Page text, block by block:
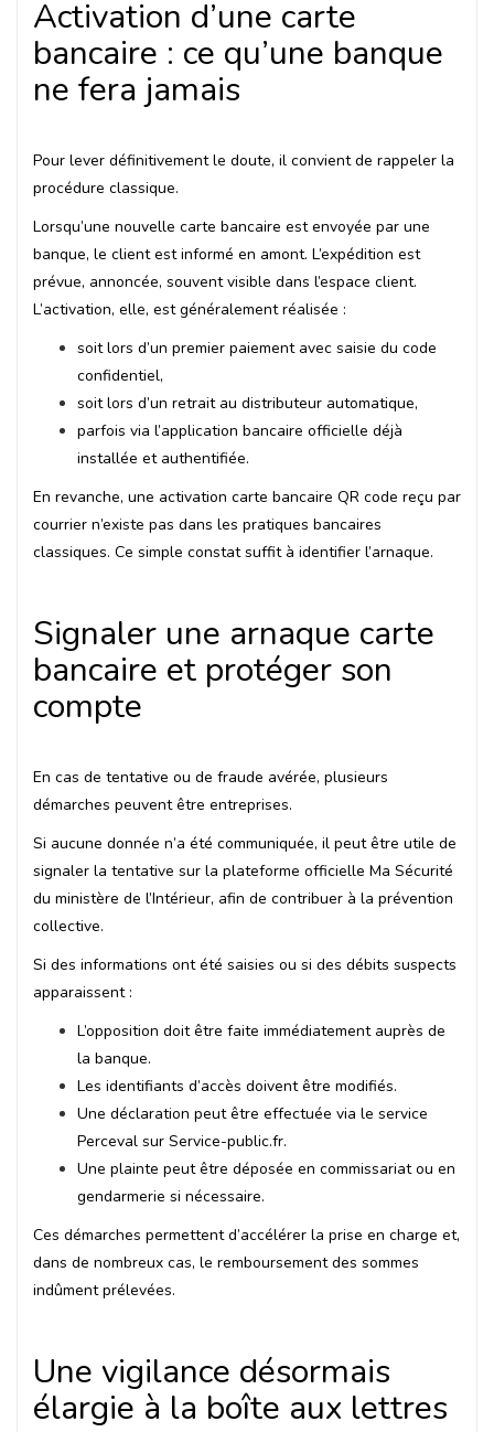
Activation d’une carte
bancaire : ce qu’une banque
ne fera jamais
Pour lever définitivement le doute, il convient de rappeler la
procédure classique.
Lorsqu’une nouvelle carte bancaire est envoyée par une
banque, le client est informé en amont. L’expédition est
prévue, annoncée, souvent visible dans l’espace client.
L’activation, elle, est généralement réalisée :
soit lors d’un premier paiement avec saisie du code
confidentiel,
soit lors d’un retrait au distributeur automatique,
parfois via l’application bancaire officielle déjà
installée et authentifiée.
En revanche, une activation carte bancaire QR code reçu par
courrier n’existe pas dans les pratiques bancaires
classiques. Ce simple constat suffit à identifier l’arnaque.
Signaler une arnaque carte
bancaire et protéger son
compte
En cas de tentative ou de fraude avérée, plusieurs
démarches peuvent être entreprises.
Si aucune donnée n’a été communiquée, il peut être utile de
signaler la tentative sur la plateforme officielle Ma Sécurité
du ministère de l’Intérieur, afin de contribuer à la prévention
collective.
Si des informations ont été saisies ou si des débits suspects
apparaissent :
L’opposition doit être faite immédiatement auprès de
la banque.
Les identifiants d’accès doivent être modifiés.
Une déclaration peut être effectuée via le service
Perceval sur Service-public.fr.
Une plainte peut être déposée en commissariat ou en
gendarmerie si nécessaire.
Ces démarches permettent d’accélérer la prise en charge et,
dans de nombreux cas, le remboursement des sommes
indûment prélevées.
Une vigilance désormais
élargie à la boîte aux lettres